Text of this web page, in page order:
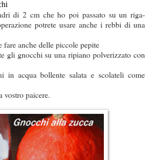
di 2 cm che ho poi passato su un riga-
potrete usare anche i rebbi di una
fare anche delle piccole pepite
gli gnocchi su una ripiano polverizzato con
in acqua bollente salata e scolateli come
vostro paicere.